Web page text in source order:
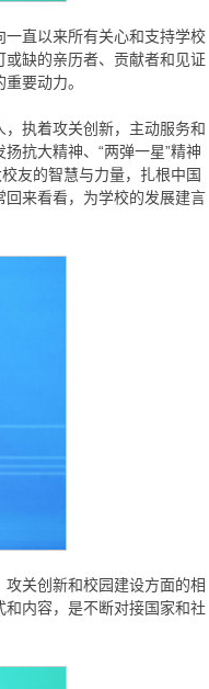
直以来所有关心和支持学校
缺的亲历者、贡献者和见证
要动力。
执着攻关创新，主动服务和
抗大精神、“两弹一星”精神
友的智慧与力量，扎根中国
来看看，为学校的发展建言
关创新和校园建设方面的相
内容，是不断对接国家和社